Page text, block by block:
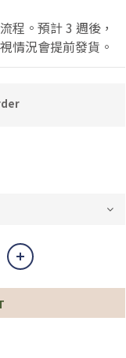
程。預計 3 週後，
情況會提前發貨。